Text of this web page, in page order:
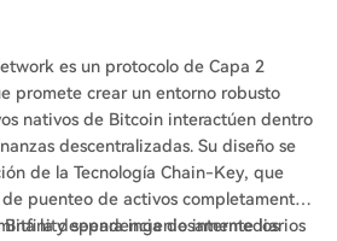
es un protocolo de Capa 2
promete crear un entorno robusto
nativos de Bitcoin interactúen dentro
descentralizadas. Su diseño se
de la Tecnología Chain-Key, que
puenteo de activos completamente
la dependencia de intermediarios
separa ingeniosamente los